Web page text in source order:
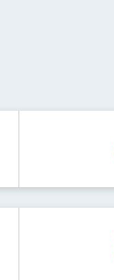
Jędras
Jędras